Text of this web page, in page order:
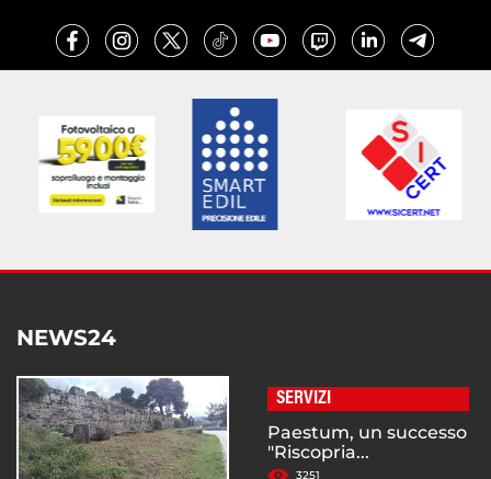
NEWS24
SERVIZI
Paestum, un successo
"Riscopria...
3251